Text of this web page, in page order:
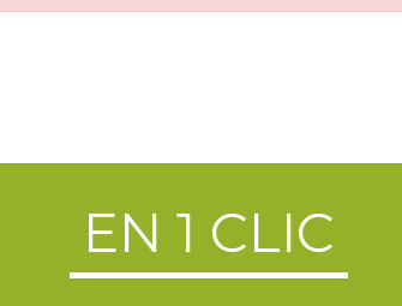
EN 1 CLIC